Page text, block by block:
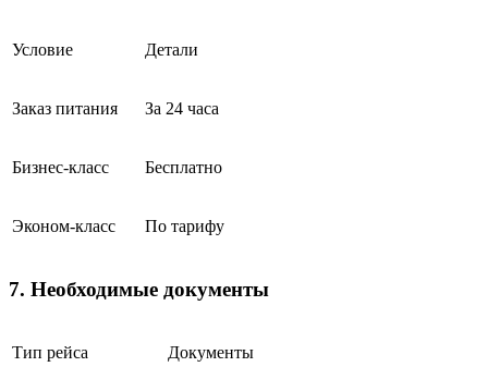
Условие Детали
Заказ питания За 24 часа
Бизнес-класс Бесплатно
Эконом-класс По тарифу
7. Необходимые документы
Тип рейса Документы